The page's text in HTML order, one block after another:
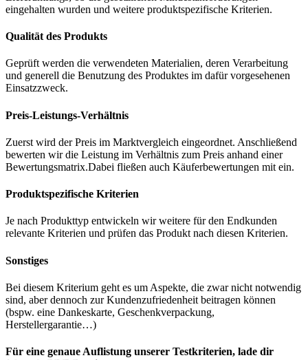
eingehalten wurden und weitere produktspezifische Kriterien.
Qualität des Produkts
Geprüft werden die verwendeten Materialien, deren Verarbeitung
und generell die Benutzung des Produktes im dafür vorgesehenen
Einsatzzweck.
Preis-Leistungs-Verhältnis
Zuerst wird der Preis im Marktvergleich eingeordnet. Anschließend
bewerten wir die Leistung im Verhältnis zum Preis anhand einer
Bewertungsmatrix.Dabei fließen auch Käuferbewertungen mit ein.
Produktspezifische Kriterien
Je nach Produkttyp entwickeln wir weitere für den Endkunden
relevante Kriterien und prüfen das Produkt nach diesen Kriterien.
Sonstiges
Bei diesem Kriterium geht es um Aspekte, die zwar nicht notwendig
sind, aber dennoch zur Kundenzufriedenheit beitragen können
(bspw. eine Dankeskarte, Geschenkverpackung,
Herstellergarantie…)
Für eine genaue Auflistung unserer Testkriterien, lade dir